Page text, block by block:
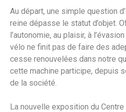
Au départ, une simple question
reine dépasse le statut d’objet.
l’autonomie, au plaisir, à
vélo ne finit pas de faire des
cesse renouvelées dans notre
cette machine participe, depuis
de la société.
La nouvelle exposition du